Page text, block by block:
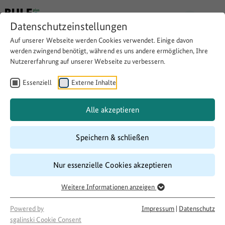
Datenschutzeinstellungen
Auf unserer Webseite werden Cookies verwendet. Einige davon
werden zwingend benötigt, während es uns andere ermöglichen, Ihre
Nutzererfahrung auf unserer Webseite zu verbessern.
Essenziell Externe Inhalte
Alle akzeptieren
Speichern & schließen
Nur essenzielle Cookies akzeptieren
Weitere Informationen anzeigen
Powered by
sgalinski Cookie Consent
Impressum | Datenschutz
Theaterstück zum Thema
"Flucht, Traumata, Träumen
über die Zukunft"
Website besuchen Download
06/2017
Förderung